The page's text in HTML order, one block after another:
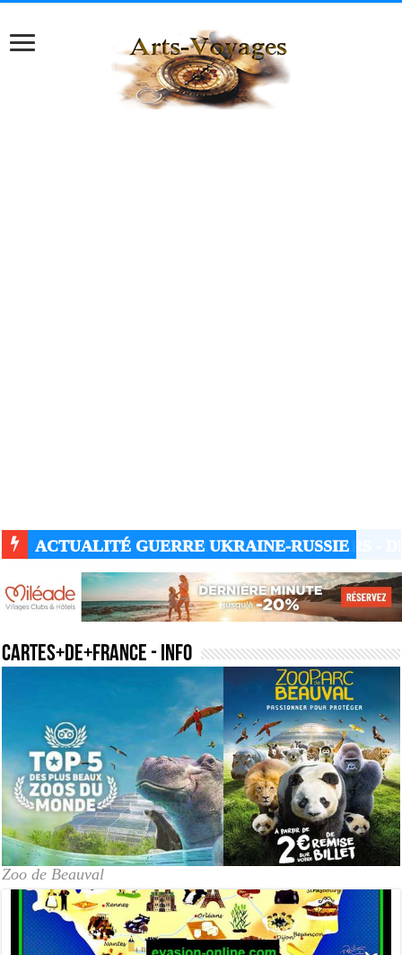
ACTUALITÉ GUERRE UKRAINE-RUSSIE
cartes+de+france - Info
Zoo de Beauval